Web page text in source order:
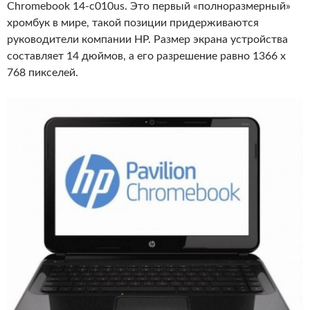
Chromebook 14-c010us. Это первый «полноразмерный»
хромбук в мире, такой позиции придерживаются
руководители компании HP. Размер экрана устройства
составляет 14 дюймов, а его разрешение равно 1366 x
768 пикселей.